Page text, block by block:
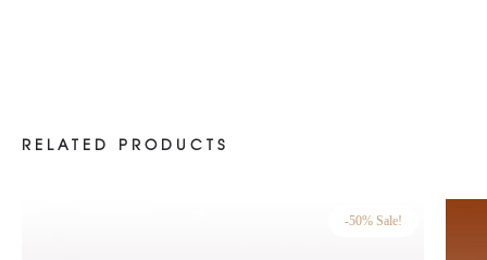
RELATED PRODUCTS
-50% Sale!